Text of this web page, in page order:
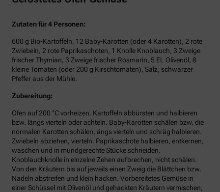
Zutaten für 4 Personen:
600 g Bio-Kartoffeln, 12 Baby-Karotten (oder 4 Karotten), 2 rote
Zwiebeln, 2 rote Paprikaschoten, 1 Knolle Knoblauch, 3 Zweige
frischer Thymian, 3 Zweige frischer Rosmarin, 5 EL Olivenöl, 8
kleine Tomaten (oder 200 g Kirschtomaten), Salz, schwarzer
Pfeffer aus der Mühle.
Zubereitung:
Ofen auf 200 °C vorheizen. Kartoffeln abbürsten und halbieren
bzw. längs vierteln oder achteln. Baby-Karotten schälen bzw. die
normalen Karotten schälen, ängs vierteln und schräg halbieren.
Zwiebeln abziehen, vierteln. Paprikaschote halbieren, entkernen,
waschen und in mundgerechte Stücke schneiden.
Knoblauchknolle in einzelne Zehen aufbrechen, nicht schälen.
Von den Kräutern bis auf jeweils einen Zweig die Blättchen bzw.
Nadeln abstreifen und klein hacken. Vorbereitetes Gemüse in
einer Schüssel mit Olivenöl und gehackten Kräutern vermischen,